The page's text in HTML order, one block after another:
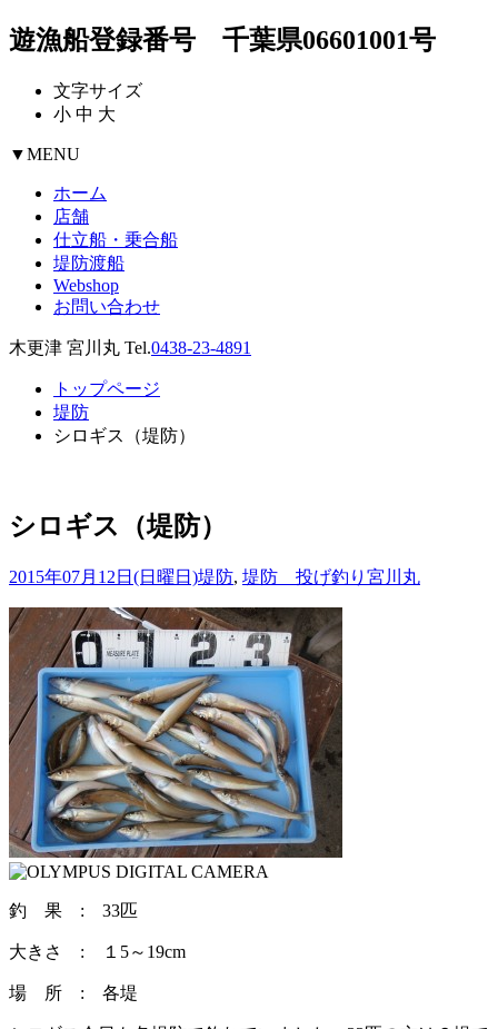
遊漁船登録番号 千葉県06601001号
文字サイズ
小 中 大
▼MENU
ホーム
店舗
仕立船・乗合船
堤防渡船
Webshop
お問い合わせ
木更津 宮川丸 Tel.0438-23-4891
トップページ
堤防
シロギス（堤防）
シロギス（堤防）
2015年07月12日(日曜日)堤防, 堤防 投げ釣り 宮川丸
釣 果 : 33匹
大きさ : １5～19cm
場 所 : 各堤